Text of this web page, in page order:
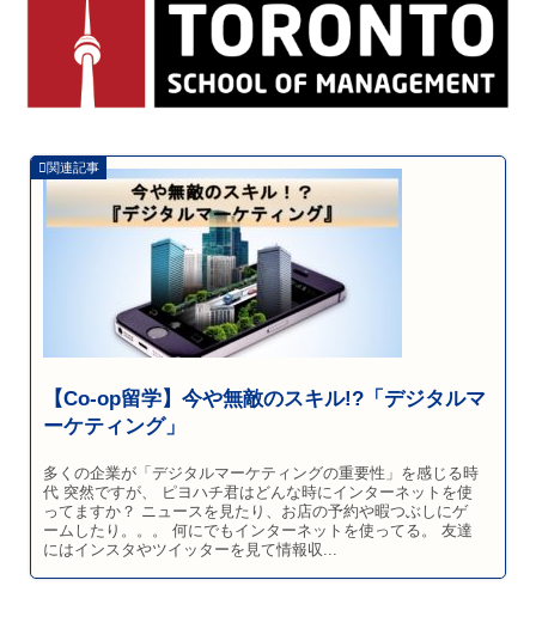
【Co-op留学】今や無敵のスキル!?「デジタルマ
ーケティング」
多くの企業が「デジタルマーケティングの重要性」を感じる時
代 突然ですが、 ピヨハチ君はどんな時にインターネットを使
ってますか？ ニュースを見たり、お店の予約や暇つぶしにゲ
ームしたり。。。 何にでもインターネットを使ってる。 友達
にはインスタやツイッターを見て情報収...